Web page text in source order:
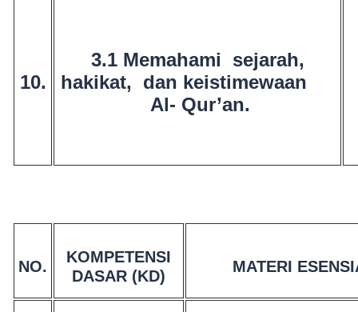
10.
3.1 Memahami sejarah,
hakikat, dan keistimewaan
Al- Qur’an.
NO.
KOMPETENSI
DASAR (KD)
MATERI